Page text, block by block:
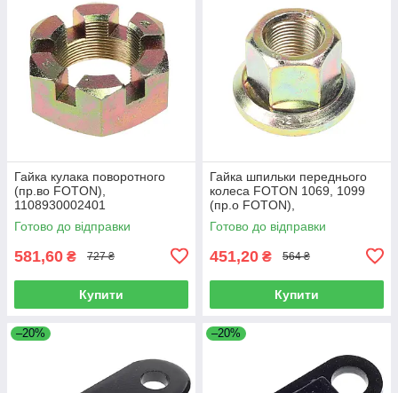
Гайка кулака поворотного
(пр.во FOTON),
1108930002401
Готово до відправки
581,60 ₴ 727 ₴
Купити
Гайка шпильки переднього
колеса FOTON 1069, 1099
(пр.о FOTON),
1106930003404
Готово до відправки
451,20 ₴ 564 ₴
Купити
–20% –20%